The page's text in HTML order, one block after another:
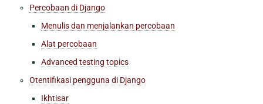
Percobaan di Django
Menulis dan menjalankan percobaan
Alat percobaan
Advanced testing topics
Otentifikasi pengguna di Django
Ikhtisar